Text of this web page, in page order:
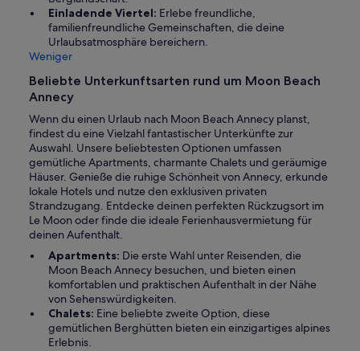
Einladende Viertel: Erlebe freundliche,
familienfreundliche Gemeinschaften, die deine
Urlaubsatmosphäre bereichern.
Weniger
Beliebte Unterkunftsarten rund um Moon Beach
Annecy
Wenn du einen Urlaub nach Moon Beach Annecy planst,
findest du eine Vielzahl fantastischer Unterkünfte zur
Auswahl. Unsere beliebtesten Optionen umfassen
gemütliche Apartments, charmante Chalets und geräumige
Häuser. Genieße die ruhige Schönheit von Annecy, erkunde
lokale Hotels und nutze den exklusiven privaten
Strandzugang. Entdecke deinen perfekten Rückzugsort im
Le Moon oder finde die ideale Ferienhausvermietung für
deinen Aufenthalt.
Apartments: Die erste Wahl unter Reisenden, die
Moon Beach Annecy besuchen, und bieten einen
komfortablen und praktischen Aufenthalt in der Nähe
von Sehenswürdigkeiten.
Chalets: Eine beliebte zweite Option, diese
gemütlichen Berghütten bieten ein einzigartiges alpines
Erlebnis.